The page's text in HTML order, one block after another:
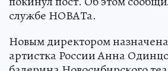
службе НОВАТа.
Новым директором
артистка России Анна